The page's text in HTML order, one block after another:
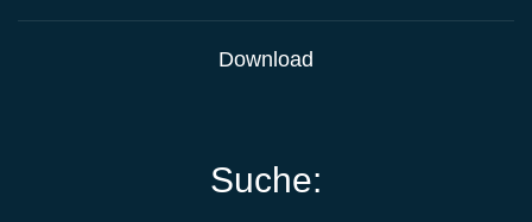
Download
Suche: